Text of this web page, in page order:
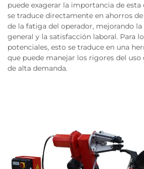
puede exagerar la importancia de esta
se traduce directamente en ahorros
de la fatiga del operador, mejorando
general y la satisfacción laboral. Para
potenciales, esto se traduce en una
que puede manejar los rigores del
de alta demanda.